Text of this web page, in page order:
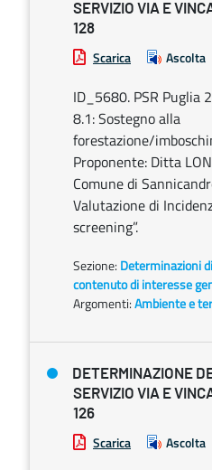
SERVIZIO VIA E
128
Scarica Ascolta
ID_5680. PSR
8.1: Sostegno alla
forestazione/
Proponente: Ditta
Comune di
Valutazione di
screening”.
Sezione: Determinazioni
contenuto di interesse
Argomenti:Ambiente e
DETERMINAZIONE
SERVIZIO VIA E
126
Scarica Ascolta